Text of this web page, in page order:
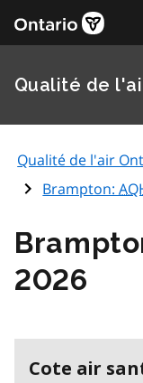
Qualité de
Qualité de l'air
Brampton:
2026
Cote air